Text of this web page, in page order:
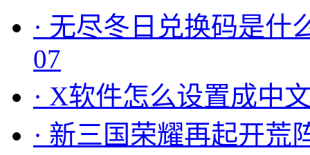
· 无尽冬日兑换码是什
07
· X软件怎么设置成中
· 新三国荣耀再起开荒